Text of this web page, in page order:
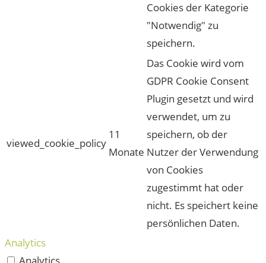
Cookies der Kategorie
"Notwendig" zu
speichern.
viewed_cookie_policy
11
Monate
Das Cookie wird vom
GDPR Cookie Consent
Plugin gesetzt und wird
verwendet, um zu
speichern, ob der
Nutzer der Verwendung
von Cookies
zugestimmt hat oder
nicht. Es speichert keine
persönlichen Daten.
Analytics